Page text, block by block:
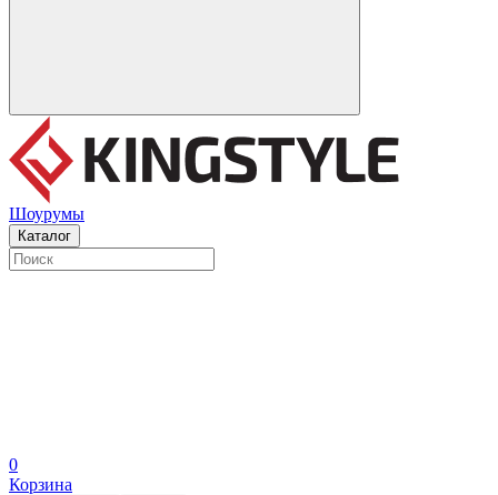
Шоурумы
Каталог
0
Корзина